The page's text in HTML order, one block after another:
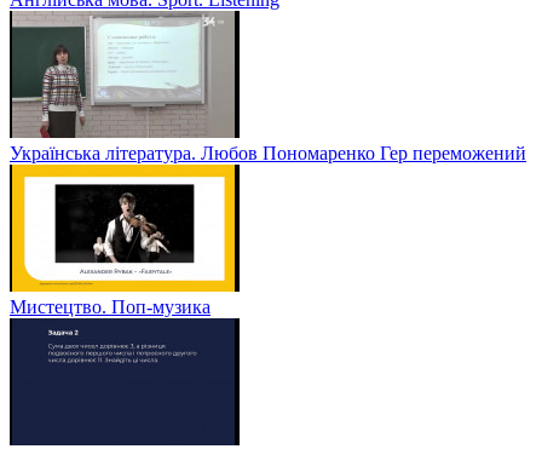
Українська література. Любов Пономаренко Гер переможений
Мистецтво. Поп-музика